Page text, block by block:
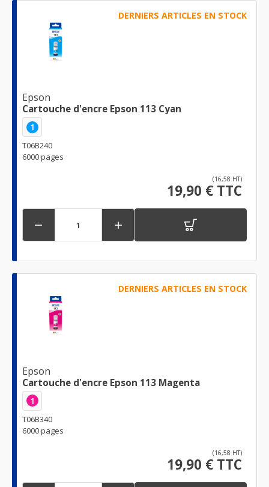
DERNIERS ARTICLES EN STOCK
Epson
Cartouche d'encre Epson 113 Cyan
1
T06B240
6000 pages
(16,58 HT)
19,90 € TTC
 
DERNIERS ARTICLES EN STOCK
Epson
Cartouche d'encre Epson 113 Magenta
1
T06B340
6000 pages
(16,58 HT)
19,90 € TTC